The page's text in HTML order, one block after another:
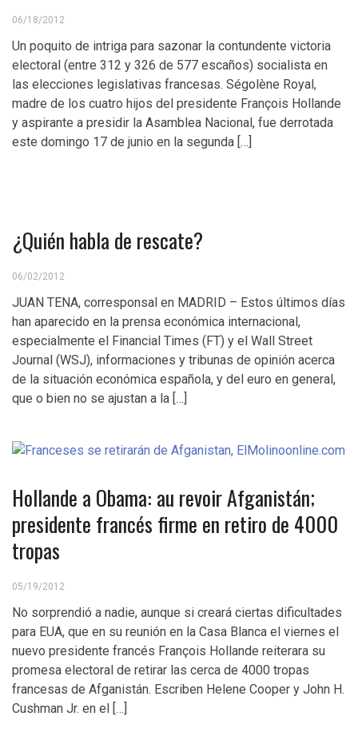
06/18/2012
Un poquito de intriga para sazonar la contundente victoria
electoral (entre 312 y 326 de 577 escaños) socialista en
las elecciones legislativas francesas. Ségolène Royal,
madre de los cuatro hijos del presidente François Hollande
y aspirante a presidir la Asamblea Nacional, fue derrotada
este domingo 17 de junio en la segunda […]
¿Quién habla de rescate?
06/02/2012
JUAN TENA, corresponsal en MADRID – Estos últimos días
han aparecido en la prensa económica internacional,
especialmente el Financial Times (FT) y el Wall Street
Journal (WSJ), informaciones y tribunas de opinión acerca
de la situación económica española, y del euro en general,
que o bien no se ajustan a la […]
Hollande a Obama: au revoir Afganistán;
presidente francés firme en retiro de 4000
tropas
05/19/2012
No sorprendió a nadie, aunque si creará ciertas dificultades
para EUA, que en su reunión en la Casa Blanca el viernes el
nuevo presidente francés François Hollande reiterara su
promesa electoral de retirar las cerca de 4000 tropas
francesas de Afganistán. Escriben Helene Cooper y John H.
Cushman Jr. en el […]